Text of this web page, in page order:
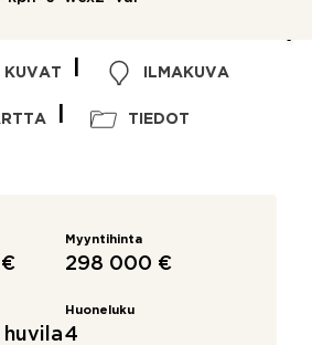
KUVAT ILMAKUVA
TIEDOT
Myyntihinta
298 000 €
huvila
Huoneluku
4